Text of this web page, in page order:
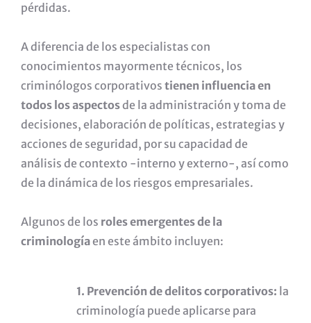
pérdidas.
A diferencia de los especialistas con
conocimientos mayormente técnicos, los
criminólogos corporativos tienen influencia en
todos los aspectosde la administración y toma de
decisiones, elaboración de políticas, estrategias y
acciones de seguridad, por su capacidad de
análisis de contexto -interno y externo-, así como
de la dinámica de los riesgos empresariales.
Algunos de los roles emergentes de la
criminologíaen este ámbito incluyen:
1. Prevención de delitos corporativos: la
criminología puede aplicarse para